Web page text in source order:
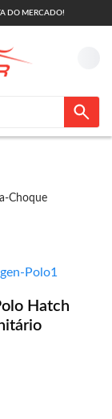
DO MERCADO!
Choque
Hatch